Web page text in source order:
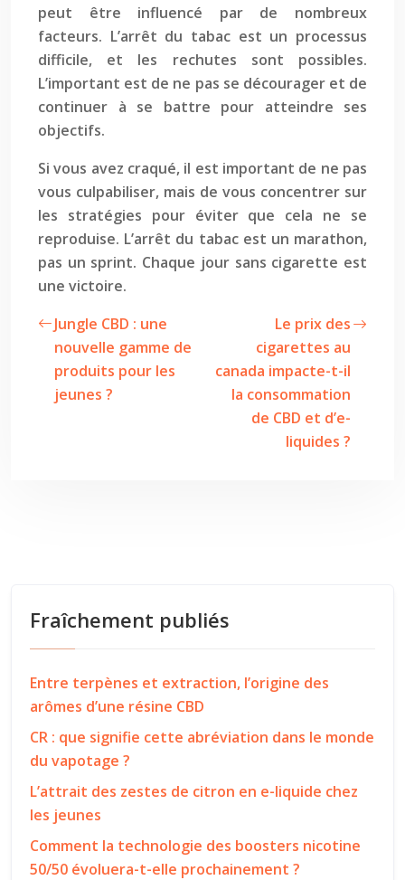
peut être influencé par de nombreux
facteurs. L’arrêt du tabac est un processus
difficile, et les rechutes sont possibles.
L’important est de ne pas se décourager et de
continuer à se battre pour atteindre ses
objectifs.
Si vous avez craqué, il est important de ne pas
vous culpabiliser, mais de vous concentrer sur
les stratégies pour éviter que cela ne se
reproduise. L’arrêt du tabac est un marathon,
pas un sprint. Chaque jour sans cigarette est
une victoire.
Jungle CBD : une
nouvelle gamme de
produits pour les
jeunes ?
Le prix des
cigarettes au
canada impacte-t-il
la consommation
de CBD et d’e-
liquides ?
Fraîchement publiés
Entre terpènes et extraction, l’origine des
arômes d’une résine CBD
CR : que signifie cette abréviation dans le monde
du vapotage ?
L’attrait des zestes de citron en e-liquide chez
les jeunes
Comment la technologie des boosters nicotine
50/50 évoluera-t-elle prochainement ?